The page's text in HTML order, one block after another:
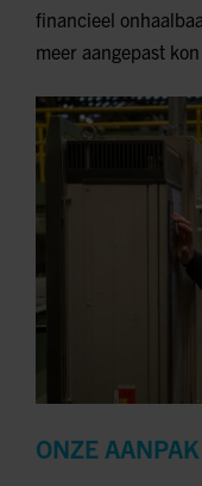
financieel
meer aangepast
ONZE AANPAK